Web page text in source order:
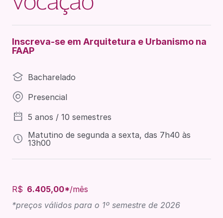
Inscreva-se em Arquitetura e Urbanismo na
FAAP
Bacharelado
Presencial
5 anos / 10 semestres
Matutino de segunda a sexta, das 7h40 às
13h00
R$ 6.405,00*/mês
*preços válidos para o 1º semestre de 2026